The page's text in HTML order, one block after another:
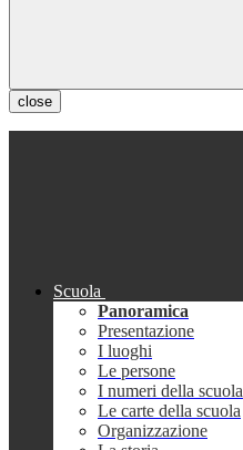
close
Scuola
Panoramica
Presentazione
I luoghi
Le persone
I numeri della scuola
Le carte della scuola
Organizzazione